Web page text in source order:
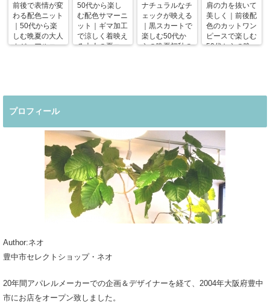
前後で表情が変
わる配色ニット
｜50代から楽
しむ晩夏の大人
カジュアルコー
50代から楽し
む配色サマーニ
ット｜ギマ加工
で涼しく着映え
る大人の夏コー
ナチュラルなチ
ェックが映える
｜黒スカートで
楽しむ50代か
らの晩夏初秋の
肩の力を抜いて
美しく｜前後配
色のカットワン
ピースで楽しむ
50代からの晩
プロフィール
Author:ネオ
豊中市セレクトショップ・ネオ
20年間アパレルメーカーでの企画＆デザイナーを経て、2004年大阪府豊中
市にお店をオープン致しました。